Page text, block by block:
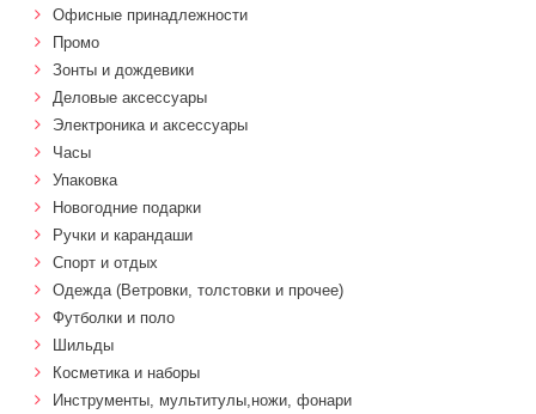
Офисные принадлежности
Промо
Зонты и дождевики
Деловые аксессуары
Электроника и аксессуары
Часы
Упаковка
Новогодние подарки
Ручки и карандаши
Спорт и отдых
Одежда (Ветровки, толстовки и прочее)
Футболки и поло
Шильды
Косметика и наборы
Инструменты, мультитулы,ножи, фонари